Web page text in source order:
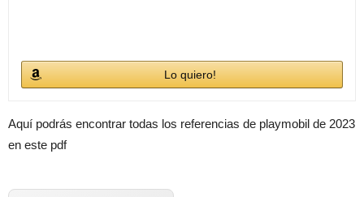
Lo quiero!
Aquí podrás encontrar todas los referencias de playmobil de 2023
en este pdf